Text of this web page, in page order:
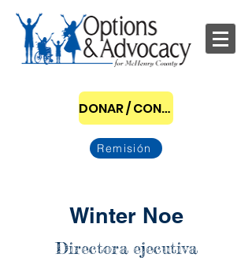
DONAR / CONVERTIRSE EN PATROCINADOR
Remisión
Winter Noe
Directora ejecutiva